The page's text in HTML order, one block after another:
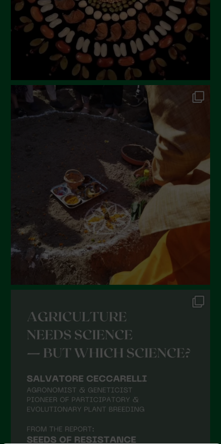
Aprile 2023
Marzo 2023
Febbraio 2023
Dicembre 2022
Novembre 2022
Ottobre 2022
Settembre 2022
Aprile 2022
Febbraio 2022
Gennaio 2022
Dicembre 2021
Novembre 2021
Settembre 2021
Agosto 2021
Luglio 2021
Aprile 2021
Febbraio 2021